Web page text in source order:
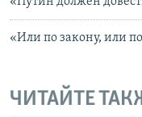
«Или по закону, или
ЧИТАЙТЕ